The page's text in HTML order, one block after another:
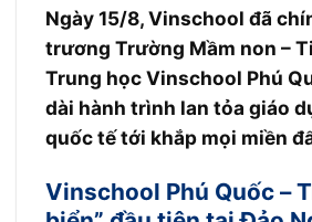
Ngày 15/8, Vinschool đã
trương Trường Mầm non –
Trung học Vinschool Phú
dài hành trình lan tỏa giáo
quốc tế tới khắp mọi miền
Vinschool Phú Quốc –